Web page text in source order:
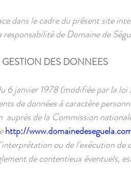
dans le cadre du présent site
de Domaine de
DES DONNEES
6 janvier 1978 (modifiée par la
de données à caractère
auprès de la Commission
http://
ou de l'exécution de
de contentieux éventuels,